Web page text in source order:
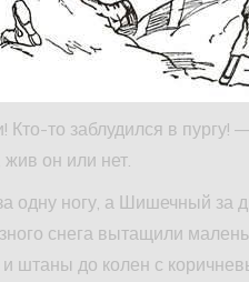
то заблудился в
он или нет.
одну ногу, а Шишечный за
снега вытащили
и штаны до колен с